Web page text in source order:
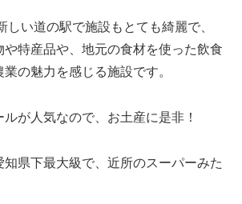
しい道の駅で施設もとても綺麗で、
や特産品や、地元の食材を使った飲食
の魅力を感じる施設です。
が人気なので、お土産に是非！
知県下最大級で、近所のスーパーみた